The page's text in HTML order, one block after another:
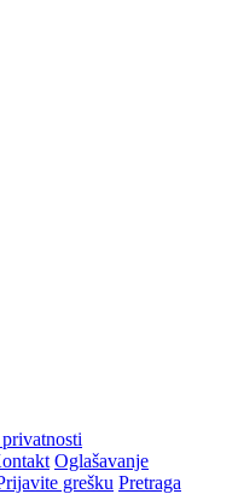
Oglašavanje
grešku Pretraga